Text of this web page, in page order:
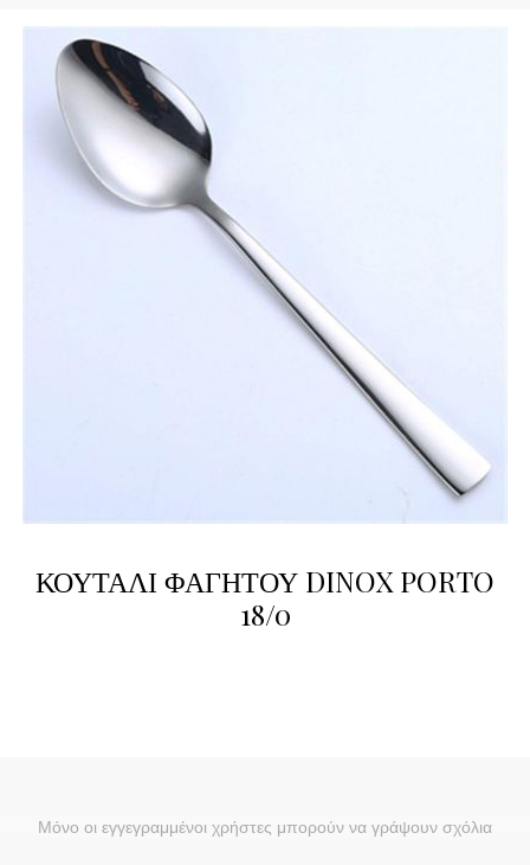
ΚΟΥΤΑΛΙ ΦΑΓΗΤΟΥ DINOX PORTO
18/0
Μόνο οι εγγεγραμμένοι χρήστες μπορούν να γράψουν σχόλια